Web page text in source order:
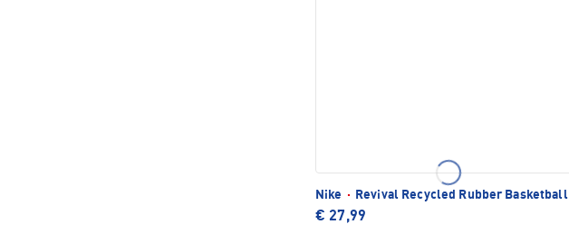
Nike · Revival Recycled Rubber Basketball
€ 27,99